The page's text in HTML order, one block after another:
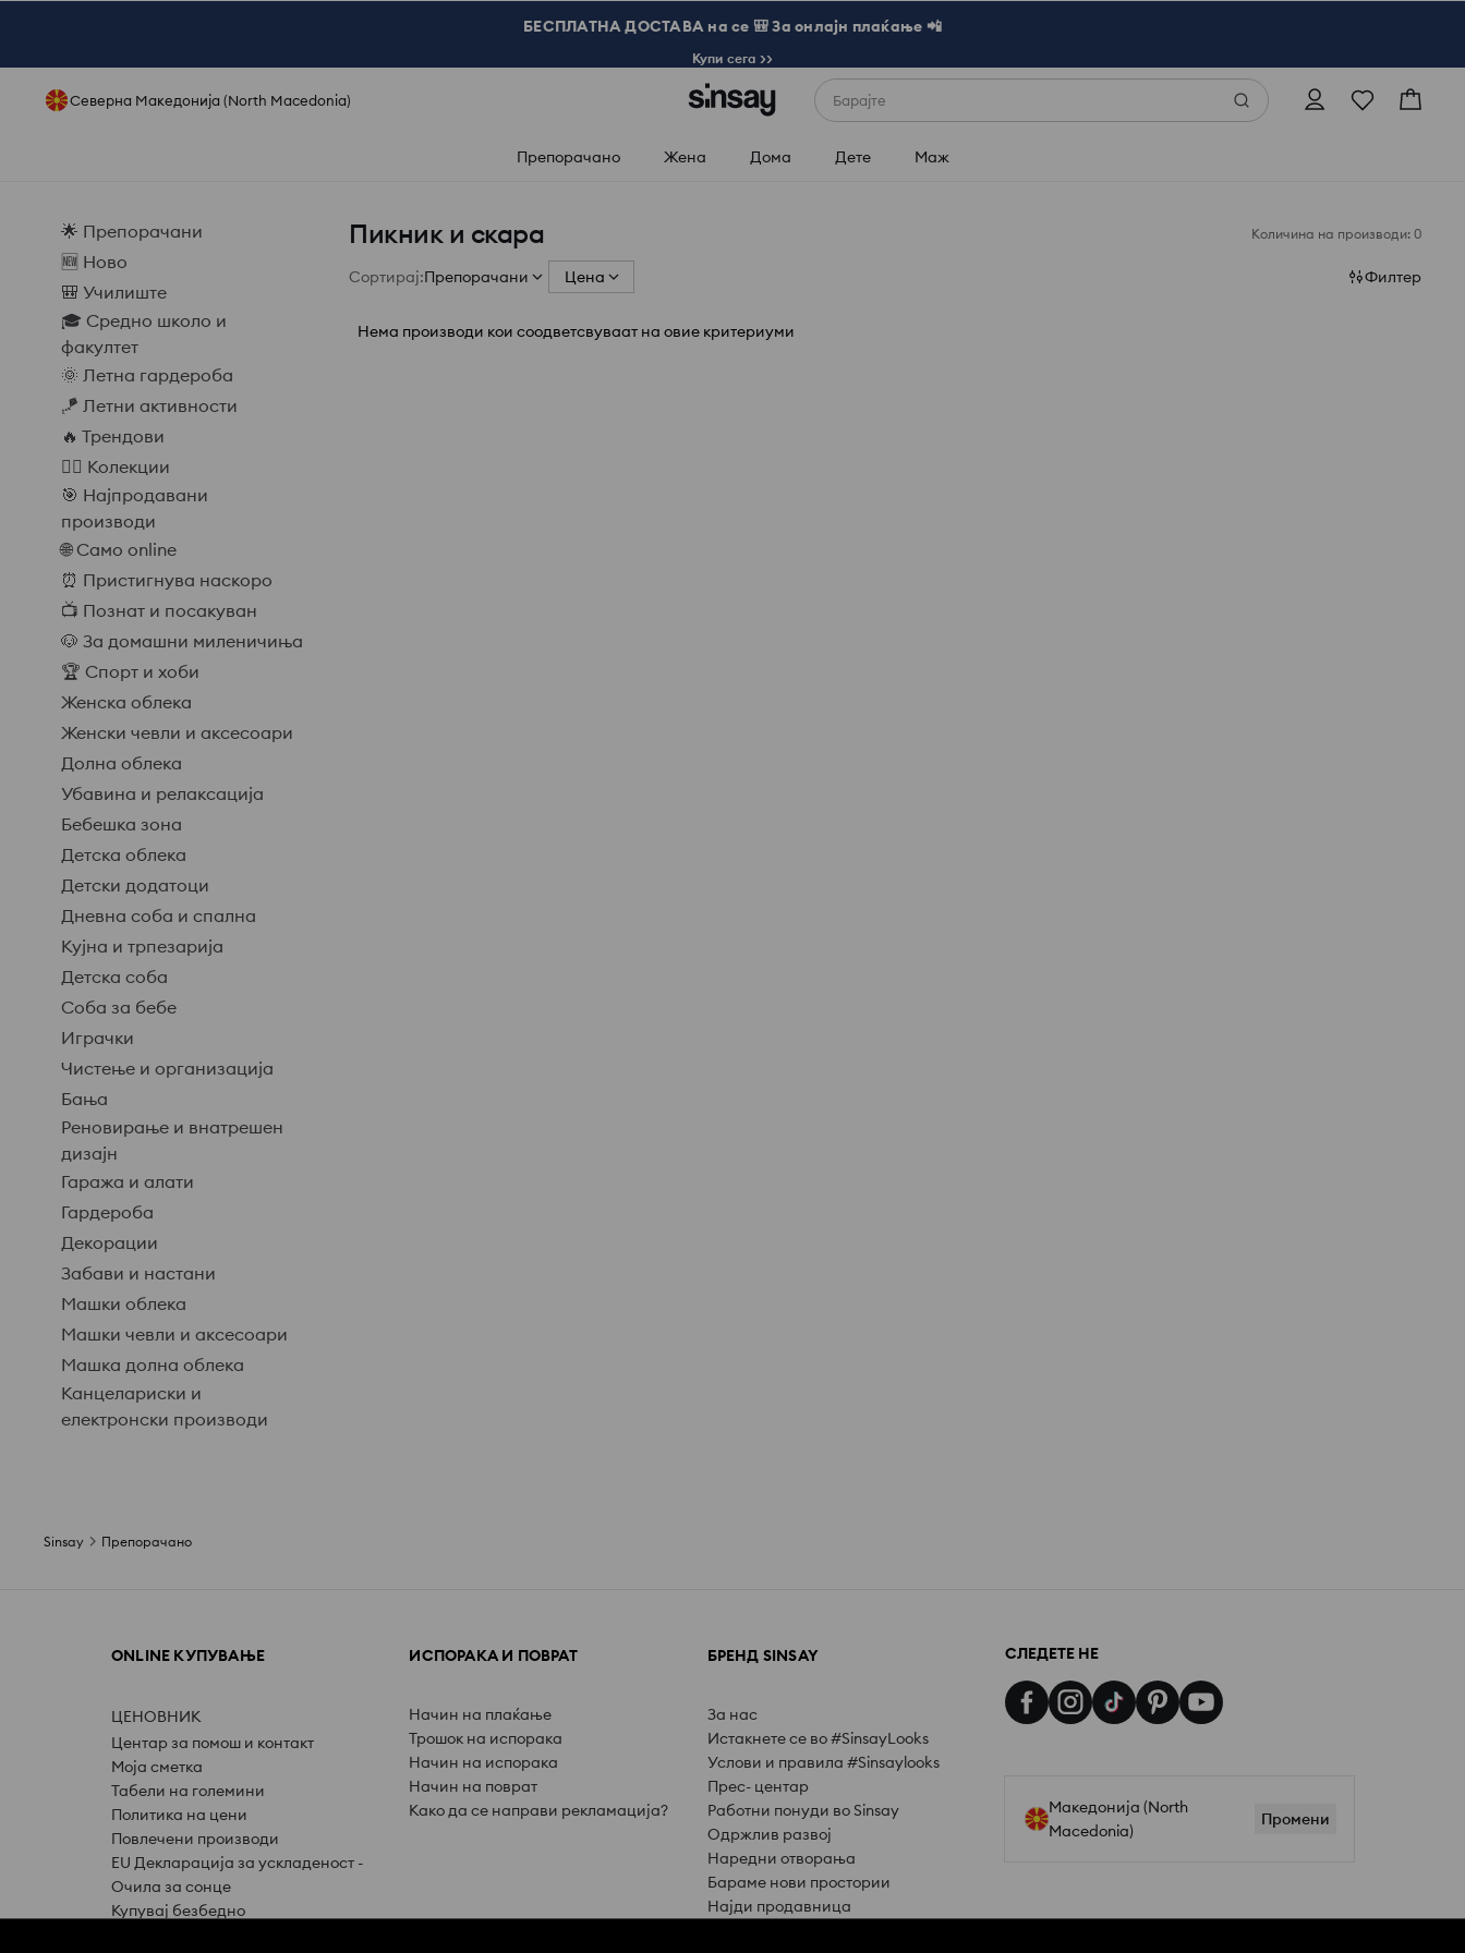
БЕСПЛАТНА ДОСТАВА на се 🎒 За онлајн плаќање 📲
Купи сега >>
Северна Македонија (North Macedonia) Барајте
Препорачано Жена Дома Дете Маж
🌟 Препорачани
🆕 Ново
🎒 Училиште
🎓 Средно школо и
факултет
🌞 Летна гардероба
🪁 Летни активности
🔥 Трендови
❤️‍🔥 Колекции
🎯 Најпродавани
производи
🌐 Само online
⏰ Пристигнува наскоро
📺 Познат и посакуван
🐶 За домашни миленичиња
🏆 Спорт и хоби
Женска облека
Женски чевли и аксесоари
Долна облека
Убавина и релаксација
Бебешка зона
Детска облека
Детски додатоци
Дневна соба и спална
Кујна и трпезарија
Детска соба
Соба за бебе
Играчки
Чистење и организација
Бања
Реновирање и внатрешен
дизајн
Гаража и алати
Гардероба
Декорации
Забави и настани
Машки облека
Машки чевли и аксесоари
Машка долна облека
Канцелариски и
електронски производи
Пикник и скара Количина на производи: 0
Сортирај:Препорачани Цена Филтер
Нема производи кои соодветсвуваат на овие критериуми
Sinsay Препорачано
ONLINE КУПУВАЊЕ
ЦЕНОВНИК
Центар за помош и контакт
Моја сметка
Табели на големини
Политика на цени
Повлечени производи
EU Декларација за ускладеност -
Очила за сонце
Купувај безбедно
ИСПОРАКА И ПОВРАТ
Начин на плаќање
Трошок на испорака
Начин на испорака
Начин на поврат
Како да се направи рекламација?
БРЕНД SINSAY
За нас
Истакнете се во #SinsayLooks
Услови и правила #Sinsaylooks
Прес- центар
Работни понуди во Sinsay
Одржлив развој
Наредни отворања
Бараме нови простории
Најди продавница
СЛЕДЕТЕ НЕ
Македонија (North
Macedonia)
Промени